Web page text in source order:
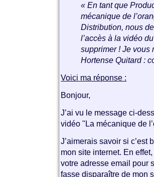
« En tant que
mécanique de
Distribution, nous
l’accès à la vidéo
supprimer ! Je vous
Hortense Quitard :
Voici ma réponse :
Bonjour,
J’ai vu le message ci-
vidéo "La mécanique de
J’aimerais savoir si c’est
mon site internet. En
votre adresse email pour
fasse disparaître de mon